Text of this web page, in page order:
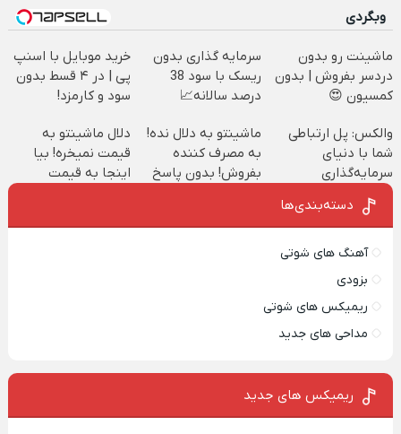
وبگردی
ماشینت رو بدون
دردسر بفروش | بدون
کمسیون 😍
سرمایه گذاری بدون
ریسک با سود 38
درصد سالانه📈
خرید موبایل با اسنپ
پی | در ۴ قسط بدون
سود و کارمزد!
والکس: پل ارتباطی
شما با دنیای
سرمایه‌گذاری
دیجیتال
ماشینتو به دلال نده!
به مصرف کننده
بفروش! بدون پاسخ
دلال ماشینتو به
قیمت نمیخره! بیا
اینجا به قیمت
دسته‌بندی‌ها
آهنگ های شوتی
بزودی
ریمیکس های شوتی
مداحی های جدید
ریمیکس‌ های جدید